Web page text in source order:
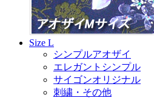
Size L
シンプルアオザイ
エレガントシンプル
サイゴンオリジナル
刺繍・その他